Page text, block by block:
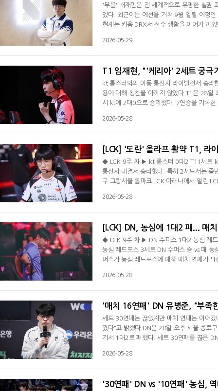
'무릎' 배재민은 전 세계적으로 유명한 철권
있다. 최근에는 예선을 거쳐 9월 열릴 예정
현재는 키움 DRX서 선수 생활을 이어가고
(ECA)에 참가했던 배재민은 처음으로 아시
2026-05-29
T1 임재현, "'케리아' 2세트 궁극
kt 롤스터와의 이동 통신사 라이벌전서 승
용에 대해 칭찬을 아끼지 않았다.T1은 28일
서 kt에 2대0으로 승리했다. 7연승을 기록
며 "2세트 경우 골드가 중반까지 5천 밀리고
2026-05-28
[LCK] '도란' 올라프 활약 T1, 라
◆ LCK 9주 차 ▶ kt 롤스터 0대2 T11세트
통신사 대결서 승리했다. 특히 2세트서는 중
구 그랑서울 롤파크 LCK 아레나에서 열린
록하며 4위로 로드 투 MSI로 향하게 됐다.
2026-05-28
[LCK] DN, 농심에 1대2 패... 매
◆ LCK 9주 차 ▶ DN 수퍼스 1대2 농심 레드
농심 레드포스 3세트 DN 수퍼스 승 vs 패 농
퍼스가 농심 레드포스에 패해 매치 연패가
농심은 길었던 10연패를 끊었다. 시즌 5승
2026-05-28
'매치 16연패' DN 유병준, "부족
세트 30연패는 끊었지만 매치 연패는 이어
꼈다"고 밝혔다.DN은 28일 오후 서울 종로
기서 1대2로 패했다. 세트 30연패를 끊은
어떻게든 승리로 이어가는 게 중요하다"며
2026-05-28
'30연패' DN vs '10연패' 농심,